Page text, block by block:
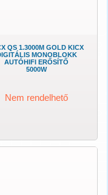
QS 1.3000M GOLD KICX
MONOBLOKK
AUTÓHIFI ERŐSÍTŐ
5000W
Nem rendelhető